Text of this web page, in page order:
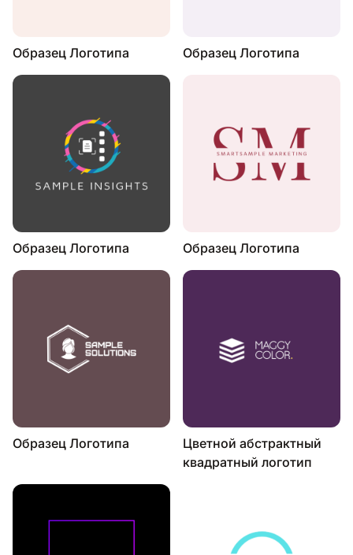
Образец Логотипа Образец Логотипа
Образец Логотипа Образец Логотипа
Образец Логотипа
Цветной абстрактный
квадратный логотип